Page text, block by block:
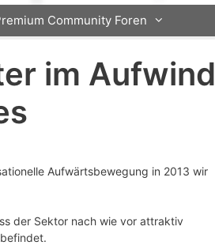
Community Foren
im Aufwind
Aufwärtsbewegung in 2013 wir
der Sektor nach wie vor attraktiv